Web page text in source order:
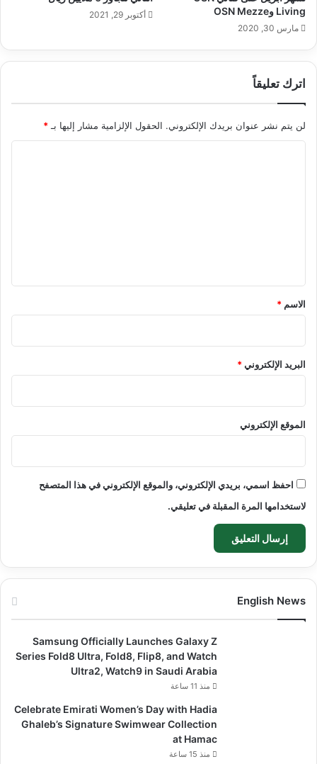
Living وOSN Mezze
مارس 30, 2020
أكتوبر 29, 2021
اترك تعليقاً
لن يتم نشر عنوان بريدك الإلكتروني. الحقول الإلزامية مشار إليها بـ *
*
الاسم *
البريد الإلكتروني*
الموقع الإلكتروني
احفظ اسمي، بريدي الإلكتروني، والموقع الإلكتروني في هذا المتصفح
لاستخدامها المرة المقبلة في تعليقي.
English News
Samsung Officially Launches Galaxy Z
Series Fold8 Ultra, Fold8, Flip8, and Watch
Ultra2, Watch9 in Saudi Arabia
منذ 11 ساعة
Celebrate Emirati Women’s Day with Hadia
Ghaleb’s Signature Swimwear Collection
at Hamac
منذ 15 ساعة